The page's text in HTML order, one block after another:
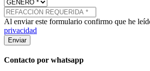
Al enviar este formulario confirmo que he
privacidad
Enviar
Contacto por whatsapp